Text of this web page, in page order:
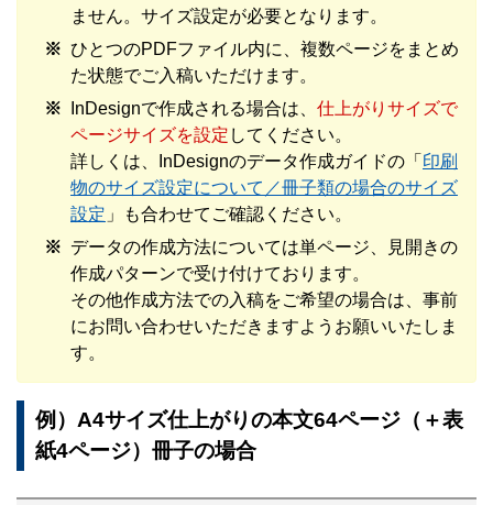
ません。サイズ設定が必要となります。
ひとつのPDFファイル内に、複数ページをまとめ
た状態でご入稿いただけます。
InDesignで作成される場合は、 仕上がりサイズで
ページサイズを設定 してください。
詳しくは、InDesignのデータ作成ガイドの「 印刷
物のサイズ設定について／冊子類の場合のサイズ
設定 」も合わせてご確認ください。
データの作成方法については単ページ、見開きの
作成パターンで受け付けております。
その他作成方法での入稿をご希望の場合は、事前
にお問い合わせいただきますようお願いいたしま
す。
例）A4サイズ仕上がりの本文64ページ（＋表
紙4ページ）冊子の場合